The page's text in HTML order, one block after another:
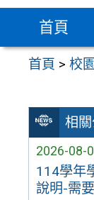
首頁
首頁 >校
相
2026-08-
114學年
說明-需